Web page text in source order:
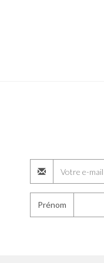
Prénom